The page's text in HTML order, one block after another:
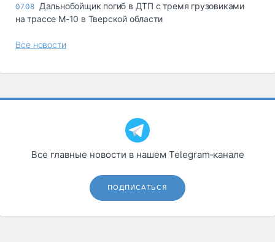
07.08 Дальнобойщик погиб в ДТП с тремя грузовиками
на трассе М-10 в Тверской области
Все новости
Все главные новости в нашем Telegram‑канале
ПОДПИСАТЬСЯ